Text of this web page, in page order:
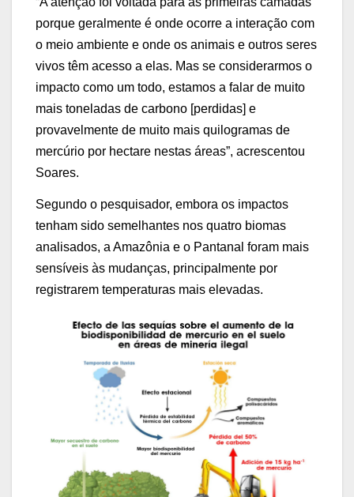
porque geralmente é onde ocorre a interação com
o meio ambiente e onde os animais e outros seres
vivos têm acesso a elas. Mas se considerarmos o
impacto como um todo, estamos a falar de muito
mais toneladas de carbono [perdidas] e
provavelmente de muito mais quilogramas de
mercúrio por hectare nestas áreas”, acrescentou
Soares.
Segundo o pesquisador, embora os impactos
tenham sido semelhantes nos quatro biomas
analisados, a Amazônia e o Pantanal foram mais
sensíveis às mudanças, principalmente por
registrarem temperaturas mais elevadas.